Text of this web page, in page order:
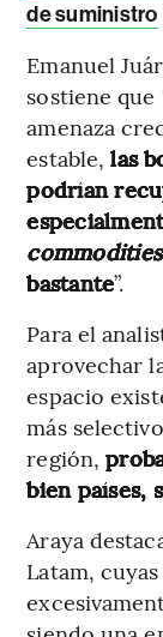
de suministro
Emanuel
sostiene
amenaza
estable,las
podrían
commodities
bastante”.
Para el
aprovechar
espacio
más
región,
bien países,
Araya
Latam,